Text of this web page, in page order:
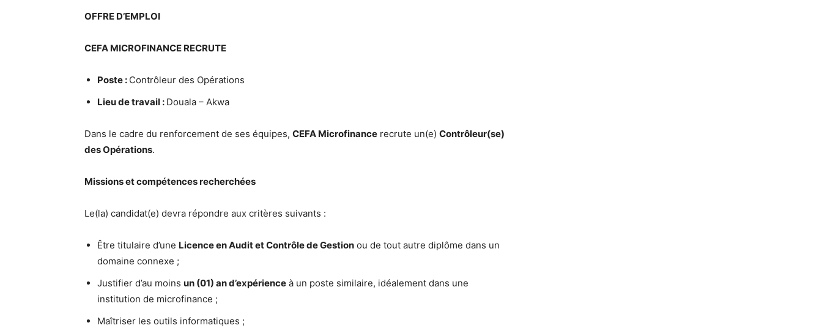
OFFRE D’EMPLOI
CEFA MICROFINANCE RECRUTE
Poste : Contrôleur des Opérations
Lieu de travail : Douala – Akwa
Dans le cadre du renforcement de ses équipes, CEFA Microfinance recrute un(e) Contrôleur(se)
des Opérations.
Missions et compétences recherchées
Le(la) candidat(e) devra répondre aux critères suivants :
Être titulaire d’une Licence en Audit et Contrôle de Gestion ou de tout autre diplôme dans un
domaine connexe ;
Justifier d’au moins un (01) an d’expérience à un poste similaire, idéalement dans une
institution de microfinance ;
Maîtriser les outils informatiques ;